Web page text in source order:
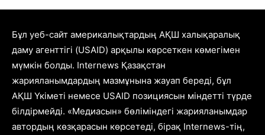
Бұл уеб-сайт америкалықтардың АҚШ халықаралық
даму агенттігі (USAID) арқылы көрсеткен көмегімен
мүмкін болды. Internews Қазақстан
жарияланымдардың мазмұнына жауап береді, бұл
АҚШ Үкіметі немесе USAID позициясын міндетті түрде
білдірмейді. «Медиасын» бөліміндегі жарияланымдар
автордың көзқарасын көрсетеді, бірақ Internews-тің,